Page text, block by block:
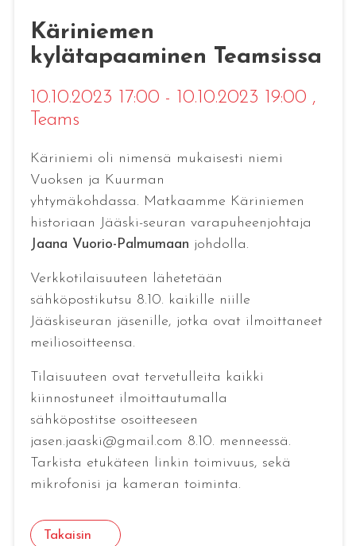
Käriniemen
kylätapaaminen Teamsissa
10.10.2023 17:00 - 10.10.2023 19:00 ,
Teams
Käriniemi oli nimensä mukaisesti niemi
Vuoksen ja Kuurman
yhtymäkohdassa. Matkaamme Käriniemen
historiaan Jääski-seuran varapuheenjohtaja
Jaana Vuorio-Palmumaan johdolla.
Verkkotilaisuuteen lähetetään
sähköpostikutsu 8.10. kaikille niille
Jääskiseuran jäsenille, jotka ovat ilmoittaneet
meiliosoitteensa.
Tilaisuuteen ovat tervetulleita kaikki
kiinnostuneet ilmoittautumalla
sähköpostitse osoitteeseen
jasen.jaaski@gmail.com 8.10. menneessä.
Tarkista etukäteen linkin toimivuus, sekä
mikrofonisi ja kameran toiminta.
Takaisin